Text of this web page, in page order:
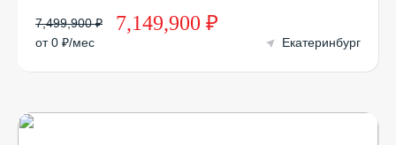
7,499,900 ₽ 7,149,900 ₽
от 0 ₽/мес Екатеринбург